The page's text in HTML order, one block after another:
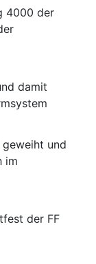
4000 der
damit
geweiht und
im
der FF